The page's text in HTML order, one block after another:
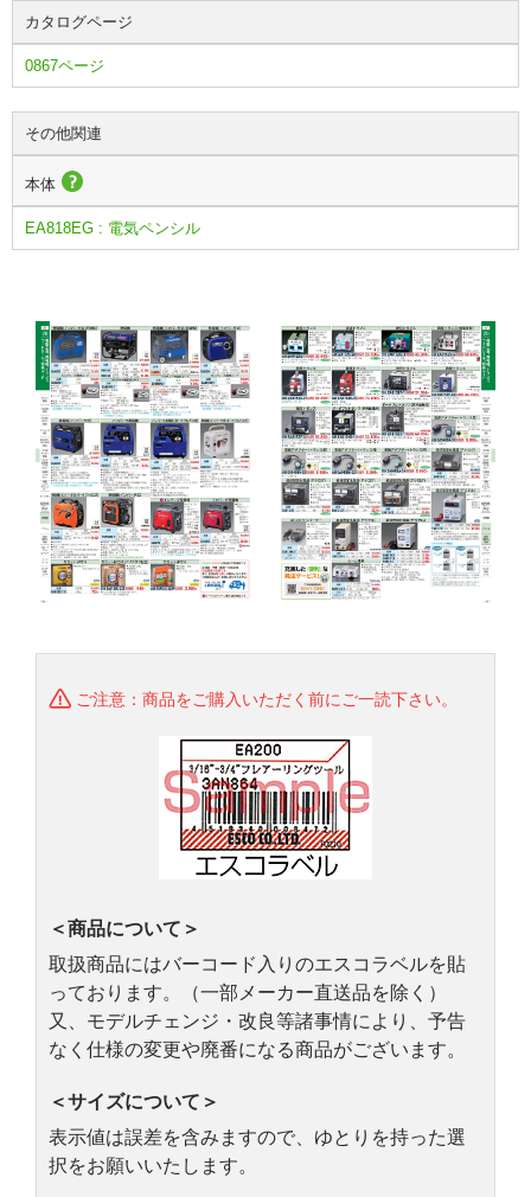
カタログページ
0867ページ
その他関連
本体
EA818EG : 電気ペンシル
ご注意：商品をご購入いただく前にご一読下さい。
＜商品について＞
取扱商品にはバーコード入りのエスコラベルを貼
っております。（一部メーカー直送品を除く）
又、モデルチェンジ・改良等諸事情により、予告
なく仕様の変更や廃番になる商品がございます。
＜サイズについて＞
表示値は誤差を含みますので、ゆとりを持った選
択をお願いいたします。